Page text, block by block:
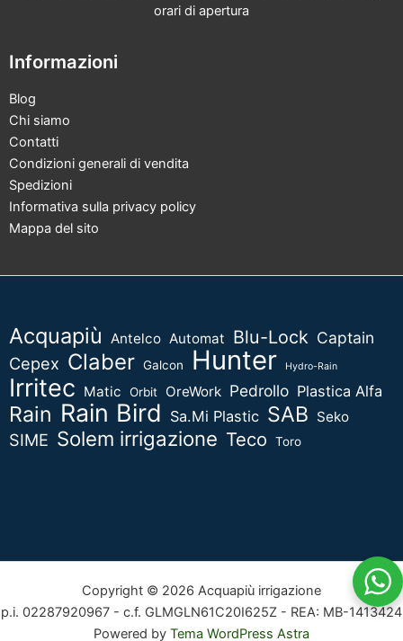
orari di apertura
Informazioni
Blog
Chi siamo
Contatti
Condizioni generali di vendita
Spedizioni
Informativa sulla privacy policy
Mappa del sito
Acquapiù Antelco Automat Blu-Lock Captain
Cepex Claber Galcon Hunter Hydro-Rain
Irritec Matic Orbit OreWork Pedrollo Plastica Alfa
Rain Rain Bird Sa.Mi Plastic SAB Seko
SIME Solem irrigazione Teco Toro
Copyright © 2026 Acquapiù irrigazione
p.i. 02287920967 - c.f. GLMGLN61C20I625Z - REA: MB-1413424
Powered by Tema WordPress Astra